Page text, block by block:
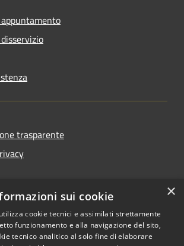
trasparente
di accessibilità
×
sui cookie
cookie tecnici e assimilati strettamente
funzionamento e alla navigazione del sito,
tecnico analitico al solo fine di elaborare